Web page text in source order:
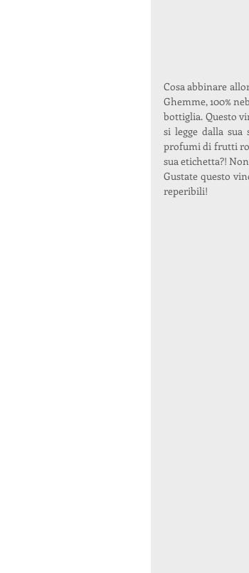
Cosa abbinare
Ghemme, 100%
bottiglia. Questo
si legge dalla
profumi di frutti
sua etichetta?!
Gustate questo
reperibili!